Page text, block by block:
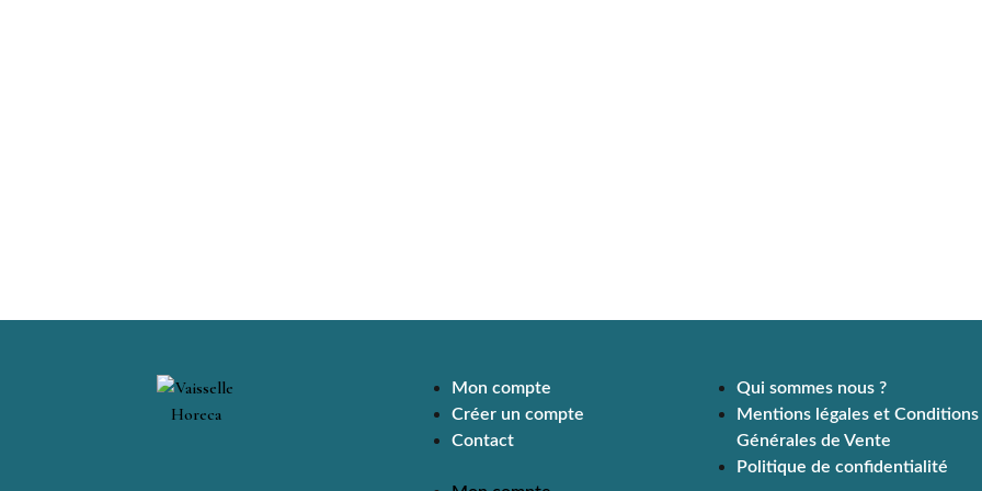
Mon compte
Créer un compte
Contact
Qui sommes nous ?
Mentions légales et Conditions
Générales de Vente
Politique de confidentialité